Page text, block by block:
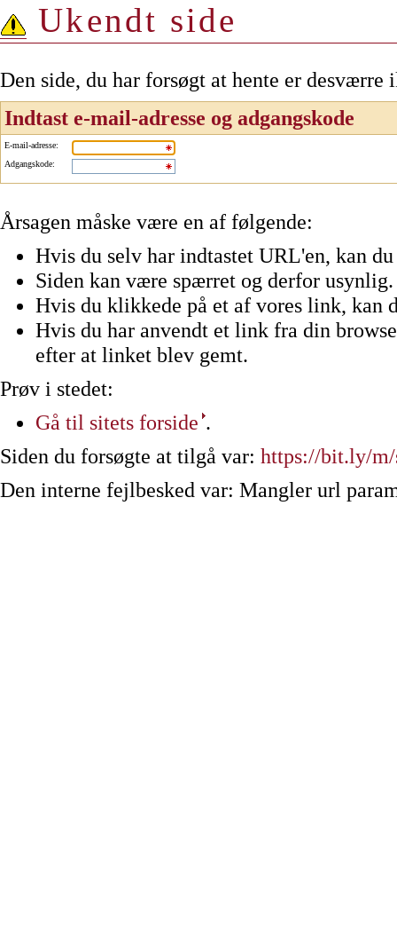
Ukendt side
Den side, du har forsøgt at hente er
Indtast e-mail-adresse og adgangskode
E-mail-adresse:
Adgangskode:
Årsagen måske være en af følgende:
Hvis du selv har indtastet URL'en, kan
Siden kan være spærret og derfor usynlig.
Hvis du klikkede på et af vores link, kan
Hvis du har anvendt et link fra din
efter at linket blev gemt.
Prøv i stedet:
Gå til sitets forside .
Siden du forsøgte at tilgå var: https://bit.ly/m/
Den interne fejlbesked var: Mangler url